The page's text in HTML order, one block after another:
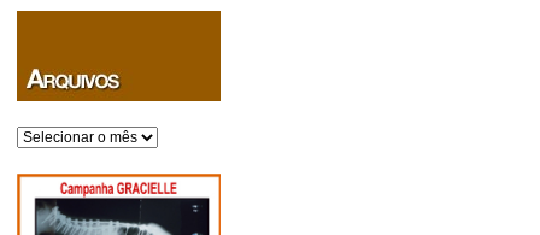
Arquivos